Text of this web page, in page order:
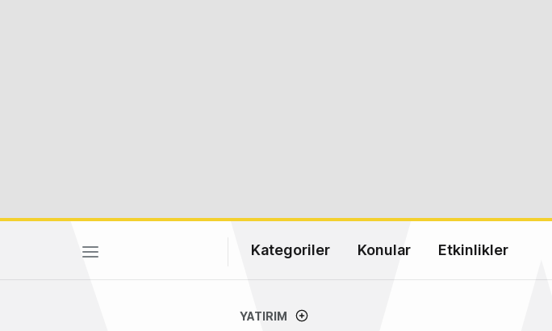
Kategoriler Konular Etkinlikler
YATIRIM